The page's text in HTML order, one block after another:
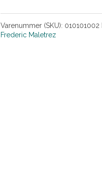
Varenummer (SKU): 010101002
Frederic Maletrez